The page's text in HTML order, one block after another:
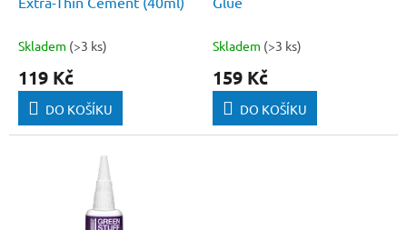
Skladem (>3 ks)
119 Kč
DO KOŠÍKU
Skladem (>3 ks)
159 Kč
DO KOŠÍKU